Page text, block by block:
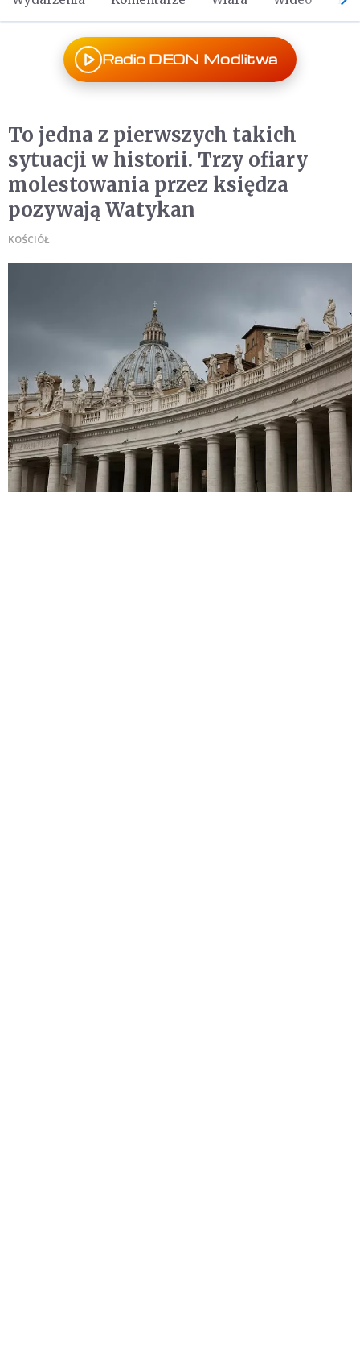
Radio DEON Modlitwa
To jedna z pierwszych takich
sytuacji w historii. Trzy ofiary
molestowania przez księdza
pozywają Watykan
KOŚCIÓŁ